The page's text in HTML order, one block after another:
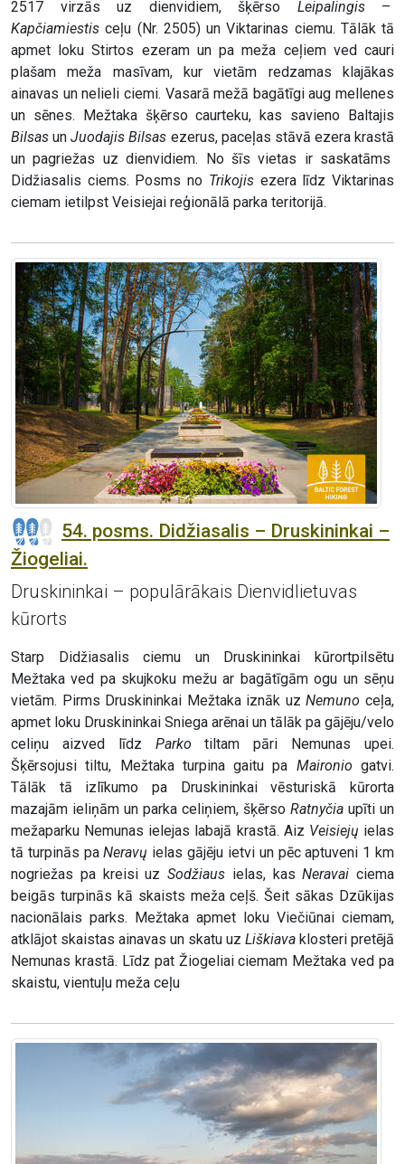
2517 virzās uz dienvidiem, šķērso Leipalingis–
Kapčiamiestis ceļu (Nr. 2505) un Viktarinas ciemu. Tālāk tā
apmet loku Stirtos ezeram un pa meža ceļiem ved cauri
plašam meža masīvam, kur vietām redzamas klajākas
ainavas un nelieli ciemi. Vasarā mežā bagātīgi aug mellenes
un sēnes. Mežtaka šķērso caurteku, kas savieno Baltajis
Bilsas unJuodajis Bilsas ezerus, paceļas stāvā ezera krastā
un pagriežas uz dienvidiem. No šīs vietas ir saskatāms
Didžiasalis ciems. Posms no Trikojisezera līdz Viktarinas
ciemam ietilpst Veisiejai reģionālā parka teritorijā.
54. posms. Didžiasalis – Druskininkai –
Žiogeliai.
Druskininkai – populārākais Dienvidlietuvas
kūrorts
Starp Didžiasalis ciemu un Druskininkai kūrortpilsētu
Mežtaka ved pa skujkoku mežu ar bagātīgām ogu un sēņu
vietām. Pirms Druskininkai Mežtaka iznāk uzNemuno ceļa,
apmet loku Druskininkai Sniega arēnai un tālāk pa gājēju/velo
celiņu aizved līdz Parko tiltam pāri Nemunas upei.
Šķērsojusi tiltu, Mežtaka turpina gaitu pa Maironio gatvi.
Tālāk tā izlīkumo pa Druskininkai vēsturiskā kūrorta
mazajām ieliņām un parka celiņiem, šķērso Ratnyčia upīti un
mežaparku Nemunas ielejas labajā krastā. Aiz Veisiejų ielas
tā turpinās paNeravų ielas gājēju ietvi un pēc aptuveni 1 km
nogriežas pa kreisi uz Sodžiaus ielas, kasNeravai ciema
beigās turpinās kā skaists meža ceļš. Šeit sākas Dzūkijas
nacionālais parks. Mežtaka apmet loku Viečiūnai ciemam,
atklājot skaistas ainavas un skatu uz Liškiava klosteri pretējā
Nemunas krastā. Līdz pat Žiogeliai ciemam Mežtaka ved pa
skaistu, vientuļu meža ceļu